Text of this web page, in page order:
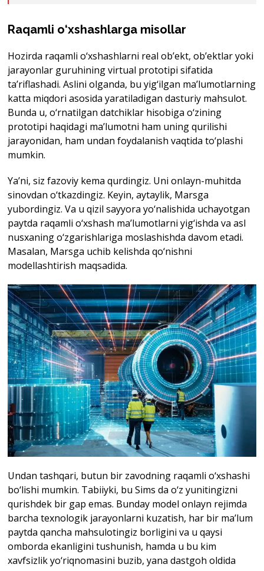
Raqamli o‘xshashlarga misollar
Hozirda raqamli o‘xshashlarni real ob’ekt, ob’ektlar yoki
jarayonlar guruhining virtual prototipi sifatida
ta’riflashadi. Aslini olganda, bu yig‘ilgan ma’lumotlarning
katta miqdori asosida yaratiladigan dasturiy mahsulot.
Bunda u, o‘rnatilgan datchiklar hisobiga o‘zining
prototipi haqidagi ma’lumotni ham uning qurilishi
jarayonidan, ham undan foydalanish vaqtida to‘plashi
mumkin.
Ya’ni, siz fazoviy kema qurdingiz. Uni onlayn-muhitda
sinovdan o‘tkazdingiz. Keyin, aytaylik, Marsga
yubordingiz. Va u qizil sayyora yo‘nalishida uchayotgan
paytda raqamli o‘xshash ma’lumotlarni yig‘ishda va asl
nusxaning o‘zgarishlariga moslashishda davom etadi.
Masalan, Marsga uchib kelishda qo‘nishni
modellashtirish maqsadida.
Undan tashqari, butun bir zavodning raqamli o‘xshashi
bo‘lishi mumkin. Tabiiyki, bu Sims da o‘z yunitingizni
qurishdek bir gap emas. Bunday model onlayn rejimda
barcha texnologik jarayonlarni kuzatish, har bir ma’lum
paytda qancha mahsulotingiz borligini va u qaysi
omborda ekanligini tushunish, hamda u bu kim
xavfsizlik yo‘riqnomasini buzib, yana dastgoh oldida